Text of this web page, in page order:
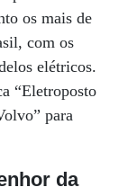
os mais de
com os
elétricos.
“Eletroposto
para
da